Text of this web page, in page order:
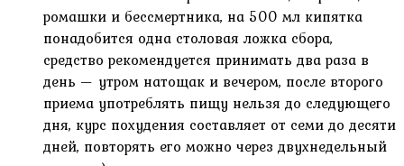
ромашки и бессмертника, на 500 мл кипятка
понадобится одна столовая ложка сбора,
средство рекомендуется принимать два раза в
день — утром натощак и вечером, после второго
приема употреблять пищу нельзя до следующего
дня, курс похудения составляет от семи до десяти
дней, повторять его можно через двухнедельный